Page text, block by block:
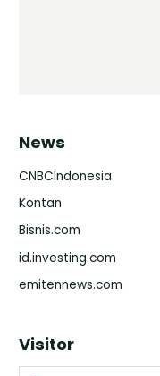
News
CNBCIndonesia
Kontan
Bisnis.com
id.investing.com
emitennews.com
Visitor